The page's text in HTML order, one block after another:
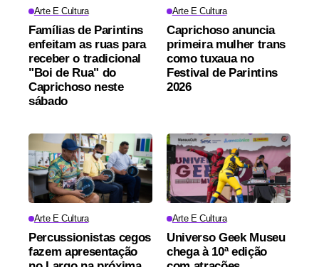
Arte E Cultura
Famílias de Parintins
enfeitam as ruas para
receber o tradicional
"Boi de Rua" do
Caprichoso neste
sábado
Arte E Cultura
Caprichoso anuncia
primeira mulher trans
como tuxaua no
Festival de Parintins
2026
Arte E Cultura
Percussionistas cegos
fazem apresentação
Arte E Cultura
Universo Geek Museu
chega à 10ª edição